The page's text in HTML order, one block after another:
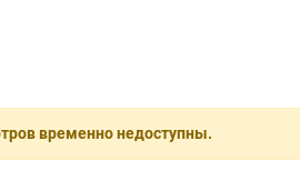
временно недоступны.